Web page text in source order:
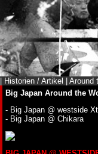
Historien / Artikel Around
Big Japan Around the
- Big Japan @ westside
- Big Japan @ Chikara